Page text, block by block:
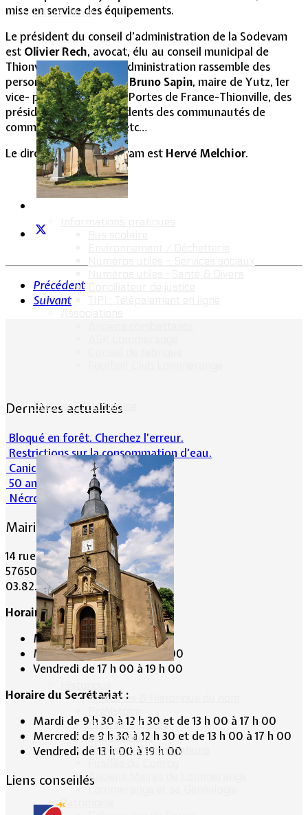
Cadre de vie
Culture & Patrimoine
Armoiries & Historique du nom
Prêtres & Curés
Vieux métiers
Termes & dénominations
Anciens Maires de Lommerange
Lommerange et sa Généalogie
Patrimoine
mise en service des équipements.
Le président du conseil d’administration de la Sodevam
est Olivier Rech, avocat, élu au conseil municipal de
Thionville. Le conseil d’administration rassemble des
personnalités telles queBruno Sapin, maire de Yutz, 1er
vice- président de la CA Portes de France-Thionville, des
présidents et vice-présidents des communautés de
communes du secteur, etc…
Le directeur de la Sodevam est Hervé Melchior.
Précédent
Suivant
Dernières actualités
Bloqué en forêt. Cherchez l’erreur.
Restrictions sur la consommation d'eau.
Canicule et milieu naturel
50 ans d’histoires de foot
Nécrologie : Norbert Lacolombe
Mairie de Lommerange
14 rue Maréchal Joffre
57650 LOMMERANGE
03.82.84.81.48
Horaire de la Mairie:
Mardi de 10 h 00 à 11 h 00
Mercredi de 14 h 00 à 16 h 00
Vendredi de 17 h 00 à 19 h 00
Horaire du Secrétariat :
Mardi de 9 h 30 à 12 h 30 et de 13 h 00 à 17 h 00
Mercredi de 9 h 30 à 12 h 30 et de 13 h 00 à 17 h 00
Vendredi de 13 h 00 à 19 h 00
Liens conseillés